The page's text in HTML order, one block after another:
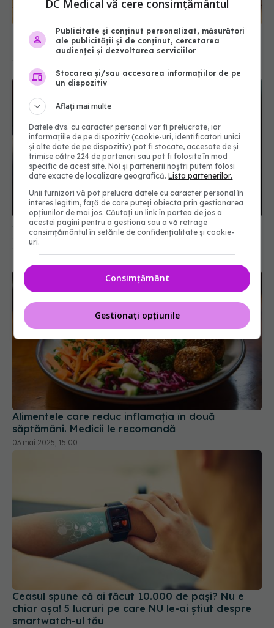
Cum se bea ceaiul corect. Reguli de aur pentru o
ceașcă perfectă de fiecare dată
14 ian 2025, 11:57
Ai trecut de 50 de ani? Așa te ajută alimentația
să-ți protejezi mușchii
29 mai 2025, 23:39
Alimentele care reduc inflamația în două
săptămâni. Medicii le recomandă
03 mai 2025, 15:00
Ceasul spune că ai făcut 10.000 de pași? Nu e
chiar așa! 5 lucruri pe care NU le-ai știut despre
smartwatch-ul tău
DC Medical vă cere consimțământul
Publicitate și conținut personalizat, măsurători
ale publicității și de conținut, cercetarea
audienței și dezvoltarea serviciilor
Stocarea și/sau accesarea informațiilor de pe
un dispozitiv
Aflați mai multe
Datele dvs. cu caracter personal vor fi prelucrate, iar
informațiile de pe dispozitiv (cookie-uri, identificatori unici
și alte date de pe dispozitiv) pot fi stocate, accesate de și
trimise către 224 de parteneri sau pot fi folosite în mod
specific de acest site. Noi și partenerii noștri putem folosi
date exacte de localizare geografică.Lista partenerilor.
Unii furnizori vă pot prelucra datele cu caracter personal în
interes legitim, față de care puteți obiecta prin gestionarea
opțiunilor de mai jos. Căutați un link în partea de jos a
acestei pagini pentru a gestiona sau a vă retrage
consimțământul în setările de confidențialitate și cookie-
uri.
Consimțământ
Gestionați opțiunile